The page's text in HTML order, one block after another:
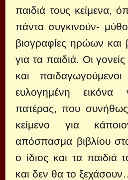
παιδιά τους κείμενα,
πάντα συγκινούν-
βιογραφίες ηρώων και
για τα παιδιά. Οι
και
ευλογημένη
πατέρας, που συνήθως
κείμενο για
απόσπασμα βιβλίου
ο ίδιος και τα παιδιά
και δεν θα το